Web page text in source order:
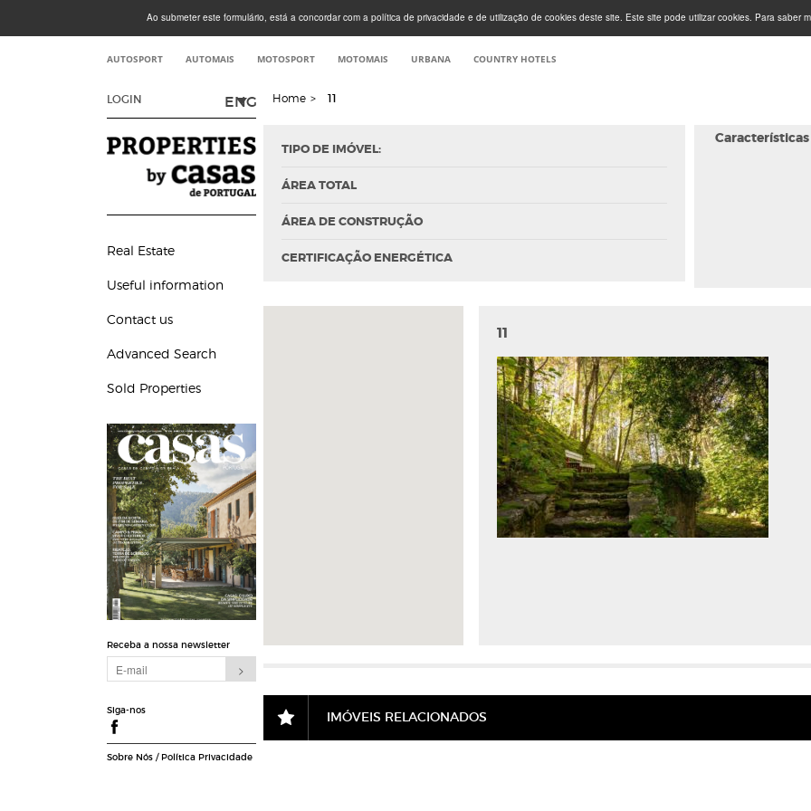
Ao submeter este formulário, está a concordar com a política de privacidade e de utilização de cookies deste site. Este site pode utilizar cookies. Para saber
AUTOSPORT AUTOMAIS MOTOSPORT MOTOMAIS URBANA COUNTRY HOTELS
LOGIN ENG
Real Estate
Useful information
Contact us
Advanced Search
Sold Properties
Receba a nossa newsletter
Siga-nos
Sobre Nós/ Política Privacidade
Home > 11
TIPO DE IMÓVEL:
ÁREA TOTAL
ÁREA DE CONSTRUÇÃO
CERTIFICAÇÃO ENERGÉTICA
Características
11
IMÓVEIS RELACIONADOS